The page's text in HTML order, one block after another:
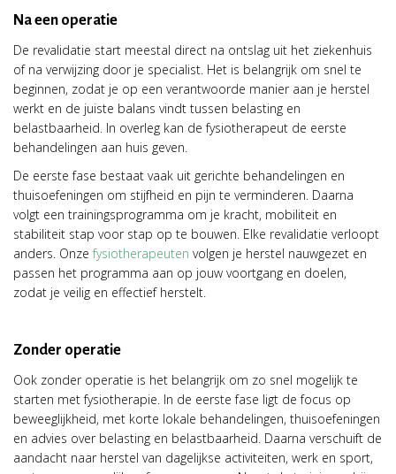
Na een operatie
De revalidatie start meestal direct na ontslag uit het ziekenhuis
of na verwijzing door je specialist. Het is belangrijk om snel te
beginnen, zodat je op een verantwoorde manier aan je herstel
werkt en de juiste balans vindt tussen belasting en
belastbaarheid. In overleg kan de fysiotherapeut de eerste
behandelingen aan huis geven.
De eerste fase bestaat vaak uit gerichte behandelingen en
thuisoefeningen om stijfheid en pijn te verminderen. Daarna
volgt een trainingsprogramma om je kracht, mobiliteit en
stabiliteit stap voor stap op te bouwen. Elke revalidatie verloopt
anders. Onzefysiotherapeuten volgen je herstel nauwgezet en
passen het programma aan op jouw voortgang en doelen,
zodat je veilig en effectief herstelt.
Zonder operatie
Ook zonder operatie is het belangrijk om zo snel mogelijk te
starten met fysiotherapie. In de eerste fase ligt de focus op
beweeglijkheid, met korte lokale behandelingen, thuisoefeningen
en advies over belasting en belastbaarheid. Daarna verschuift de
aandacht naar herstel van dagelijkse activiteiten, werk en sport,